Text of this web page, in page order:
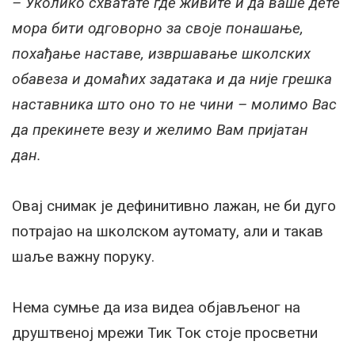
мора бити одговорно за своје понашање,
похађање наставе, извршавање школских
обавеза и домаћих задатака и да није грешка
наставника што оно то не чини – молимо Вас
да прекинете везу и желимо Вам пријатан
дан.
Овај снимак је дефинитивно лажан, не би дуго
потрајао на школском аутомату, али и такав
шаље важну поруку.
Нема сумње да иза видеа објављеног на
друштвеној мрежи Тик Ток стоје просветни